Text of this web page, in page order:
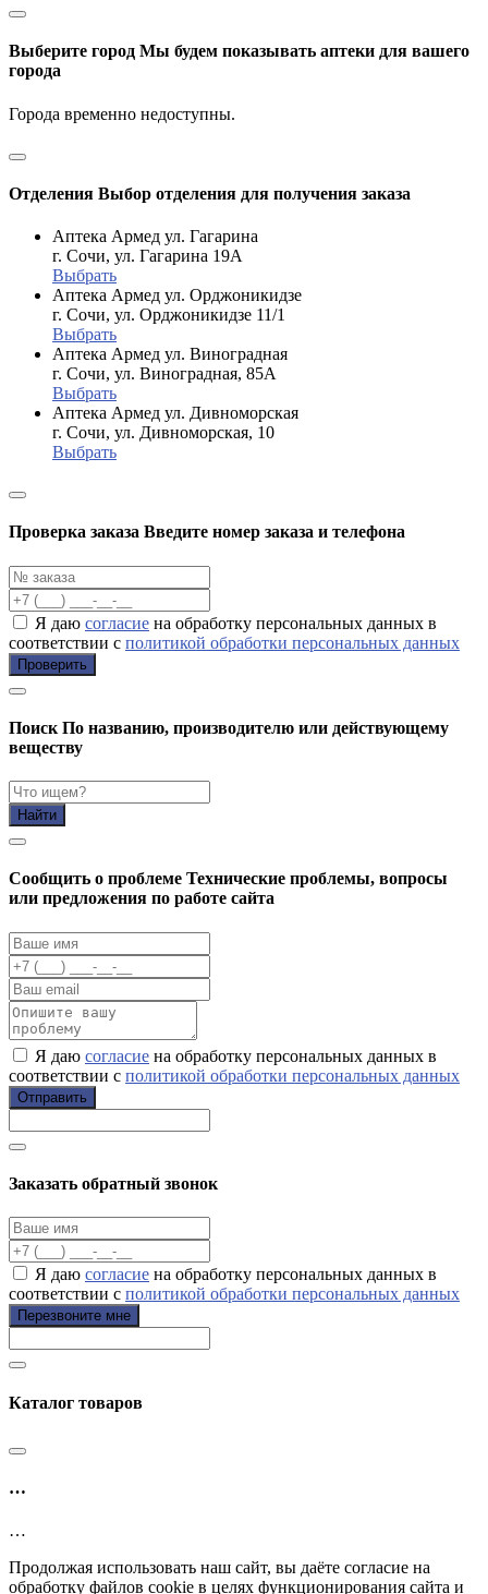
Выберите город Мы будем показывать аптеки для вашего
города
Города временно недоступны.
Отделения Выбор отделения для получения заказа
Аптека Армед ул. Гагарина
г. Сочи, ул. Гагарина 19А
Выбрать
Аптека Армед ул. Орджоникидзе
г. Сочи, ул. Орджоникидзе 11/1
Выбрать
Аптека Армед ул. Виноградная
г. Сочи, ул. Виноградная, 85А
Выбрать
Аптека Армед ул. Дивноморская
г. Сочи, ул. Дивноморская, 10
Выбрать
Проверка заказа Введите номер заказа и телефона
Я даю согласие на обработку персональных данных в
соответствии с политикой обработки персональных данных
Проверить
Поиск По названию, производителю или действующему
веществу
Найти
Cообщить о проблеме Технические проблемы, вопросы
или предложения по работе сайта
Я даю согласие на обработку персональных данных в
соответствии с политикой обработки персональных данных
Отправить
Заказать обратный звонок
Я даю согласие на обработку персональных данных в
соответствии с политикой обработки персональных данных
Перезвоните мне
Каталог товаров
…
…
Продолжая использовать наш сайт, вы даёте согласие на
обработку файлов cookie в целях функционирования сайта и